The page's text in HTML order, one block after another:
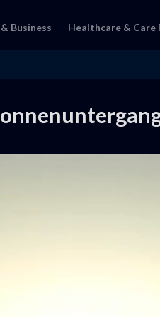
Business Healthcare & Care